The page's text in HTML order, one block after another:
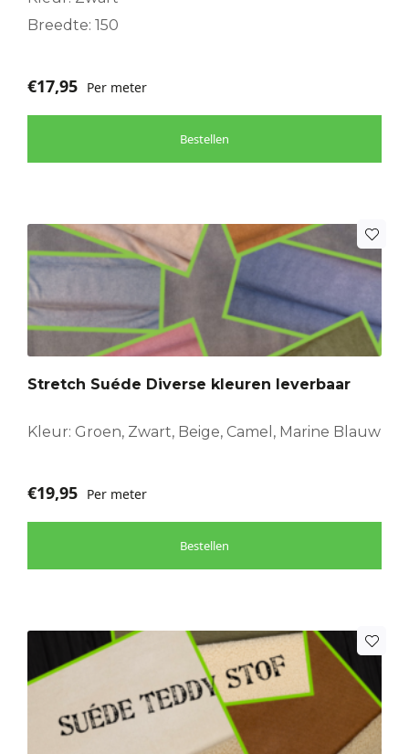
Breedte: 150
€17,95 Per meter
Bestellen
Stretch Suéde Diverse kleuren leverbaar
Kleur: Groen, Zwart, Beige, Camel, Marine Blauw
€19,95 Per meter
Bestellen
product
heeft
meerdere
variaties.
kan
worden
productpagina
product
heeft
variaties.